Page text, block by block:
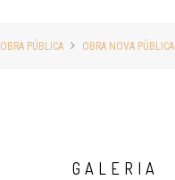
OBRA PÚBLICA OBRA NOVA PÚBLICA
GALERIA